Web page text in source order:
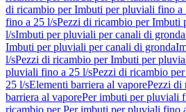
di ricambio per Imbuti per pluviali fino a
fino a 25 l/sPezzi di ricambio per Imbuti
l/sImbuti per pluviali per canali di gronda
Imbuti per pluviali per canali di gronda
l/sPezzi di ricambio per Imbuti per
pluviali fino a 25 l/sPezzi di ricambio
25 l/sElementi barriera al vaporePezzi di
barriera al vaporePer imbuti per pluviali
ricambio per Per imbuti per pluviali fino